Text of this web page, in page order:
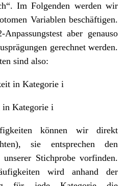
Im Folgenden werden wir
Variablen beschäftigen.
aber genauso
gerechnet werden.
sind also:
in Kategorie i
in Kategorie i
können wir direkt
sie entsprechen den
Stichprobe vorfinden.
wird anhand der